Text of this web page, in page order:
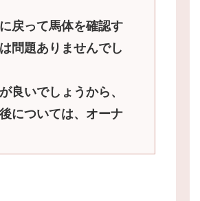
戻って馬体を確認す
問題ありませんでし
良いでしょうから、
については、オーナ